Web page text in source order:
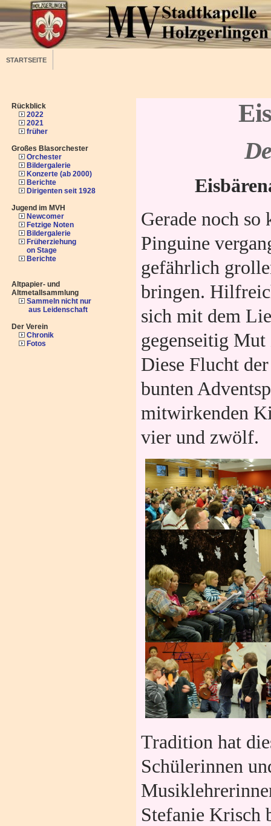
STARTSEITE
Rückblick
2022
2021
früher
Großes Blasorchester
Orchester
Bildergalerie
Konzerte (ab 2000)
Berichte
Dirigenten seit 1928
Jugend im MVH
Newcomer
Fetzige Noten
Bildergalerie
Früherziehung
on Stage
Berichte
Altpapier- und
Altmetallsammlung
Sammeln nicht nur
aus Leidenschaft
Der Verein
Chronik
Fotos
Gerade noch
Pinguine
gefährlich
bringen.
sich mit dem
gegenseitig Mut
Diese Flucht
bunten
mitwirkenden
vier und zwölf.
Tradition hat
Schülerinnen
Stefanie Krisch